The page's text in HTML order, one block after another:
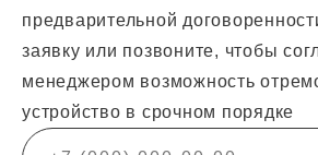
предварительной
заявку или позвоните, чтобы
менеджером возможность
устройство в срочном порядке